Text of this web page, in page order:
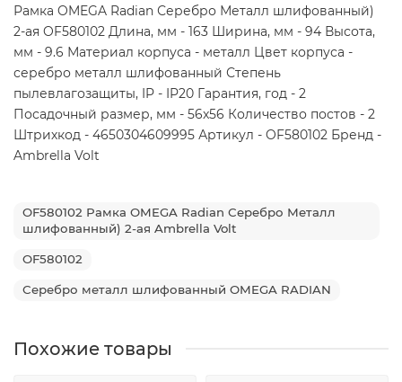
Рамка OMEGA Radian Серебро Металл шлифованный)
2-ая OF580102 Длина, мм - 163 Ширина, мм - 94 Высота,
мм - 9.6 Материал корпуса - металл Цвет корпуса -
серебро металл шлифованный Степень
пылевлагозащиты, IP - IP20 Гарантия, год - 2
Посадочный размер, мм - 56x56 Количество постов - 2
Штрихкод - 4650304609995 Артикул - OF580102 Бренд -
Ambrella Volt
OF580102 Рамка OMEGA Radian Серебро Металл
шлифованный) 2-ая Ambrella Volt
OF580102
Серебро металл шлифованный OMEGA RADIAN
Похожие товары